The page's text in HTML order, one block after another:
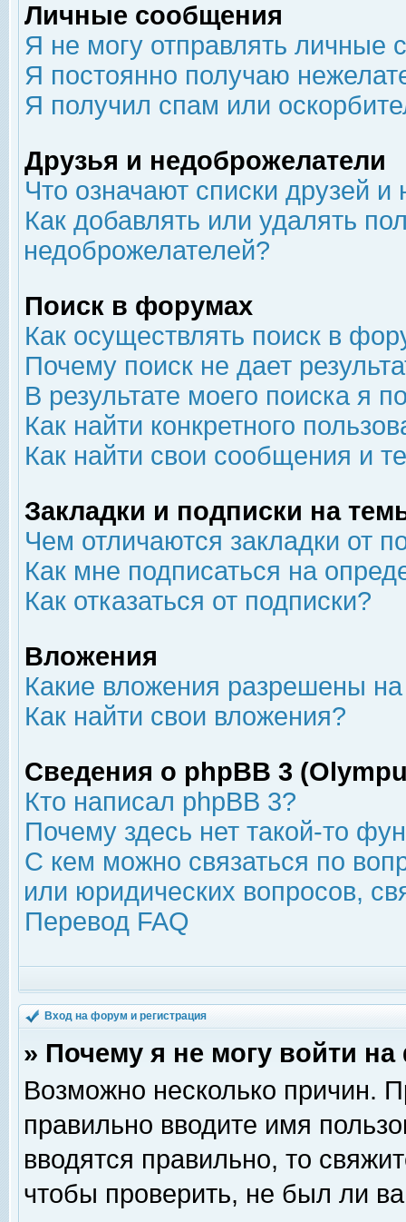
Личные сообщения
Я не могу отправлять личные
Я постоянно получаю
Я получил спам или
Друзья и недоброжелатели
Что означают списки друзей
Как добавлять или удалять
недоброжелателей?
Поиск в форумах
Как осуществлять поиск в
Почему поиск не дает
В результате моего поиска я
Как найти конкретного
Как найти свои сообщения и
Закладки и подписки на
Чем отличаются закладки от
Как мне подписаться на
Как отказаться от подписки?
Вложения
Какие вложения разрешены
Как найти свои вложения?
Сведения о phpBB 3
Кто написал phpBB 3?
Почему здесь нет такой-то
С кем можно связаться по
или юридических вопросов,
Перевод FAQ
Вход на форум и регистрация
» Почему я не могу войти
Возможно несколько причин.
правильно вводите имя
вводятся правильно, то
чтобы проверить, не был ли